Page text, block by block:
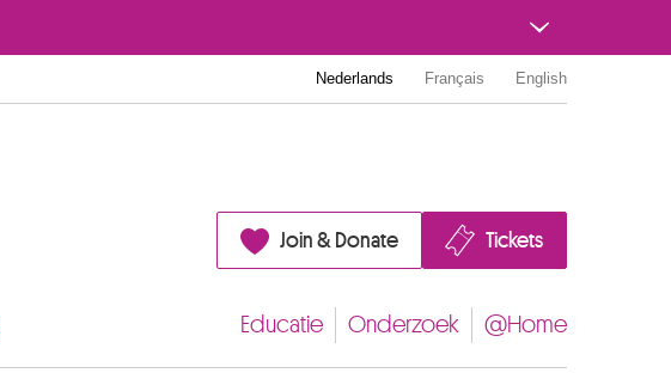
Nederlands Français English
Join & Donate Tickets
Educatie Onderzoek @Home